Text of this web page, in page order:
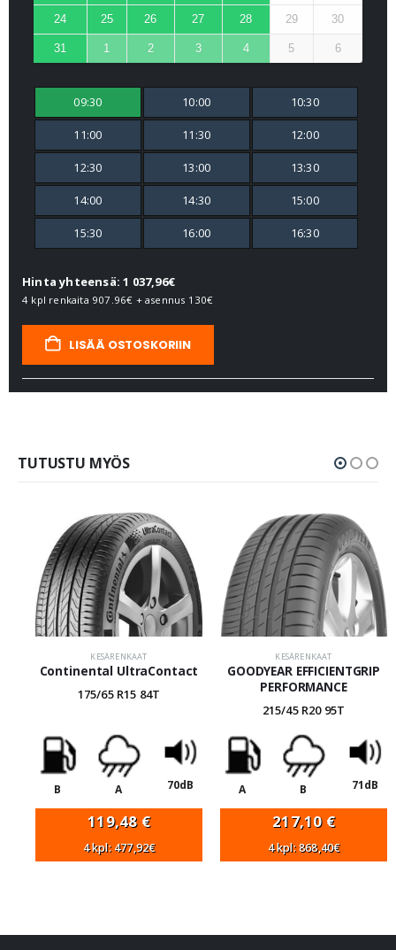
24 25 26 27 28 29 30
31 1 2 3 4 5 6
09:30 10:00 10:30
11:00 11:30 12:00
12:30 13:00 13:30
14:00 14:30 15:00
15:30 16:00 16:30
Hinta yhteensä: 1 037,96€
4 kpl renkaita 907.96€ + asennus 130€
LISÄÄ OSTOSKORIIN
TUTUSTU MYÖS
KESÄRENKAAT
Continental UltraContact
175/65 R15 84T
B A 70dB
119,48 €
4 kpl: 477,92€
KESÄRENKAAT
GOODYEAR EFFICIENTGRIP
PERFORMANCE
215/45 R20 95T
A B 71dB
217,10 €
4 kpl: 868,40€